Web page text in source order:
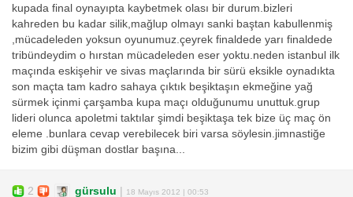
kupada final oynayıpta kaybetmek olası bir durum.bizleri
kahreden bu kadar silik,mağlup olmayı sanki baştan kabullenmiş
,mücadeleden yoksun oyunumuz.çeyrek finaldede yarı finaldede
tribündeydim o hırstan mücadeleden eser yoktu.neden istanbul ilk
maçında eskişehir ve sivas maçlarında bir sürü eksikle oynadıkta
son maçta tam kadro sahaya çıktık beşiktaşın ekmeğine yağ
sürmek içinmi çarşamba kupa maçı olduğunumu unuttuk.grup
lideri olunca apoletmi taktılar şimdi beşiktaşa tek bize üç maç ön
eleme .bunlara cevap verebilecek biri varsa söylesin.jimnastiğe
bizim gibi düşman dostlar başına...
2 gürsulu | 18 Mayıs 2012 | 00:53